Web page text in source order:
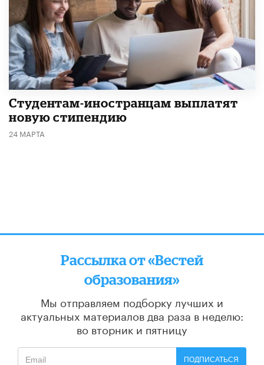
Студентам-иностранцам выплатят
новую стипендию
24 МАРТА
Рассылка от «Вестей
образования»
Мы отправляем подборку лучших и
актуальных материалов два раза в неделю:
во вторник и пятницу
ПОДПИСАТЬСЯ